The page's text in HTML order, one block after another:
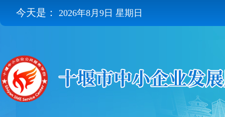
今天是： 2026年8月9日 星期日